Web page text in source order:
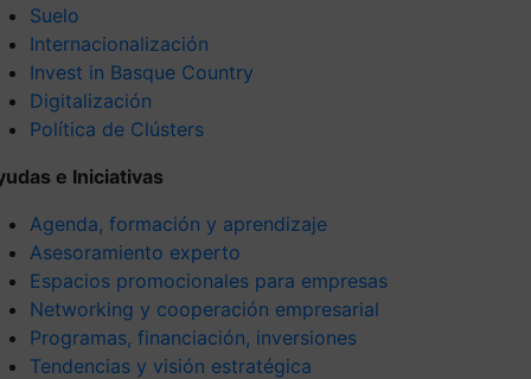
Suelo
Internacionalización
Invest in Basque Country
Digitalización
Política de Clústers
e Iniciativas
Agenda, formación y aprendizaje
Asesoramiento experto
Espacios promocionales para empresas
Networking y cooperación empresarial
Programas, financiación, inversiones
Tendencias y visión estratégica